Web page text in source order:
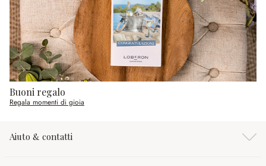
Buoni regalo
Regala momenti di gioia
Aiuto & contatti